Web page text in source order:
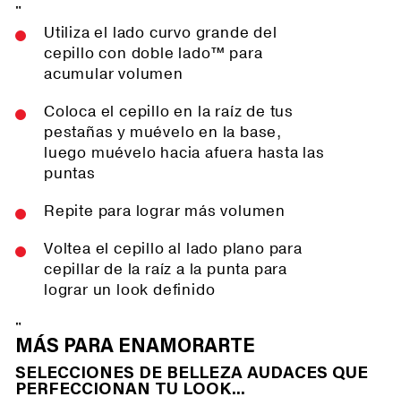
"
Utiliza el lado curvo grande del
cepillo con doble lado™ para
acumular volumen
Coloca el cepillo en la raíz de tus
pestañas y muévelo en la base,
luego muévelo hacia afuera hasta las
puntas
Repite para lograr más volumen
Voltea el cepillo al lado plano para
cepillar de la raíz a la punta para
lograr un look definido
"
MÁS PARA ENAMORARTE
SELECCIONES DE BELLEZA AUDACES QUE
PERFECCIONAN TU LOOK...